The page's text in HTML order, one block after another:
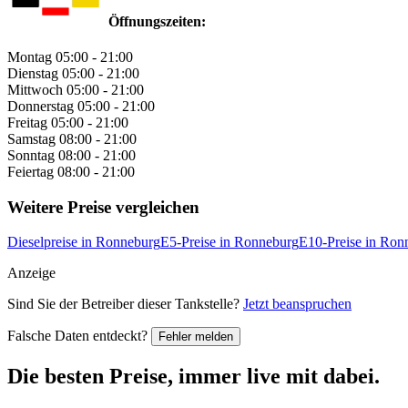
Öffnungszeiten:
Montag 05:00 - 21:00
Dienstag 05:00 - 21:00
Mittwoch 05:00 - 21:00
Donnerstag 05:00 - 21:00
Freitag 05:00 - 21:00
Samstag 08:00 - 21:00
Sonntag 08:00 - 21:00
Feiertag 08:00 - 21:00
Weitere Preise vergleichen
Dieselpreise in RonneburgE5-Preise in RonneburgE10-Preise in
Anzeige
Sind Sie der Betreiber dieser Tankstelle? Jetzt beanspruchen
Falsche Daten entdeckt? Fehler melden
Die besten Preise, immer live mit dabei.